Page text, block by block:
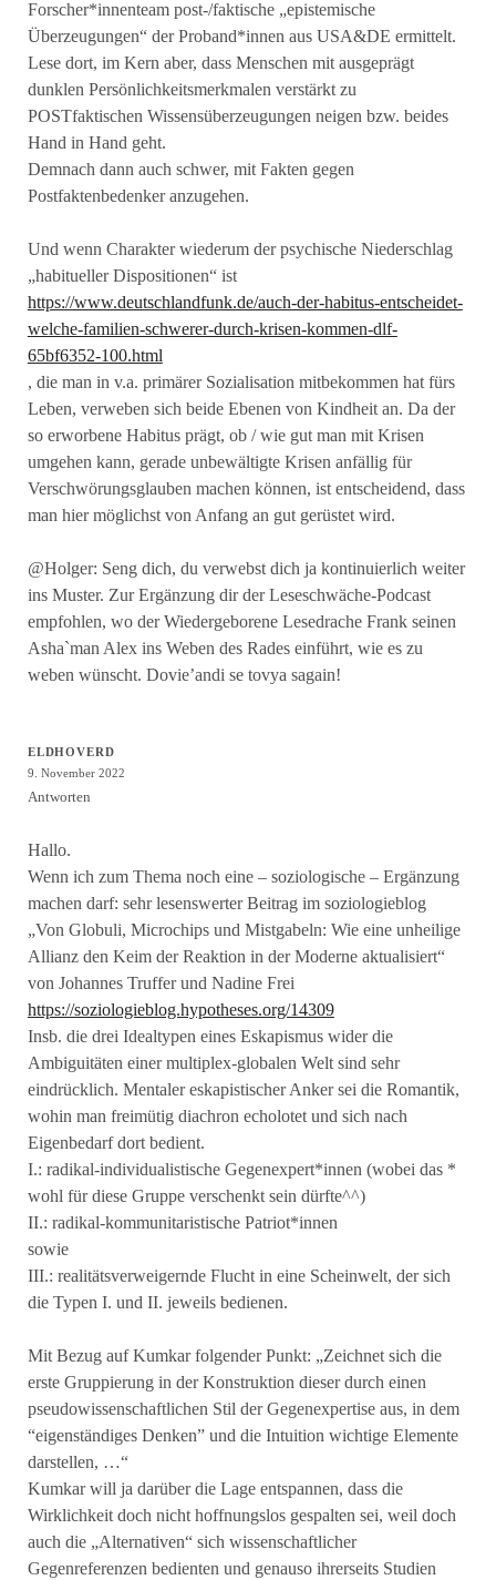
Forscher*innenteam post-/faktische „epistemische
Überzeugungen“ der Proband*innen aus USA&DE ermittelt.
Lese dort, im Kern aber, dass Menschen mit ausgeprägt
dunklen Persönlichkeitsmerkmalen verstärkt zu
POSTfaktischen Wissensüberzeugungen neigen bzw. beides
Hand in Hand geht.
Demnach dann auch schwer, mit Fakten gegen
Postfaktenbedenker anzugehen.
Und wenn Charakter wiederum der psychische Niederschlag
„habitueller Dispositionen“ ist
https://www.deutschlandfunk.de/auch-der-habitus-entscheidet-
welche-familien-schwerer-durch-krisen-kommen-dlf-
65bf6352-100.html
, die man in v.a. primärer Sozialisation mitbekommen hat fürs
Leben, verweben sich beide Ebenen von Kindheit an. Da der
so erworbene Habitus prägt, ob / wie gut man mit Krisen
umgehen kann, gerade unbewältigte Krisen anfällig für
Verschwörungsglauben machen können, ist entscheidend, dass
man hier möglichst von Anfang an gut gerüstet wird.
@Holger: Seng dich, du verwebst dich ja kontinuierlich weiter
ins Muster. Zur Ergänzung dir der Leseschwäche-Podcast
empfohlen, wo der Wiedergeborene Lesedrache Frank seinen
Asha`man Alex ins Weben des Rades einführt, wie es zu
weben wünscht. Dovie’andi se tovya sagain!
ELDHOVERD
9. November 2022
Antworten
Hallo.
Wenn ich zum Thema noch eine – soziologische – Ergänzung
machen darf: sehr lesenswerter Beitrag im soziologieblog
„Von Globuli, Microchips und Mistgabeln: Wie eine unheilige
Allianz den Keim der Reaktion in der Moderne aktualisiert“
von Johannes Truffer und Nadine Frei
https://soziologieblog.hypotheses.org/14309
Insb. die drei Idealtypen eines Eskapismus wider die
Ambiguitäten einer multiplex-globalen Welt sind sehr
eindrücklich. Mentaler eskapistischer Anker sei die Romantik,
wohin man freimütig diachron echolotet und sich nach
Eigenbedarf dort bedient.
I.: radikal-individualistische Gegenexpert*innen (wobei das *
wohl für diese Gruppe verschenkt sein dürfte^^)
II.: radikal-kommunitaristische Patriot*innen
sowie
III.: realitätsverweigernde Flucht in eine Scheinwelt, der sich
die Typen I. und II. jeweils bedienen.
Mit Bezug auf Kumkar folgender Punkt: „Zeichnet sich die
erste Gruppierung in der Konstruktion dieser durch einen
pseudowissenschaftlichen Stil der Gegenexpertise aus, in dem
“eigenständiges Denken” und die Intuition wichtige Elemente
darstellen, …“
Kumkar will ja darüber die Lage entspannen, dass die
Wirklichkeit doch nicht hoffnungslos gespalten sei, weil doch
auch die „Alternativen“ sich wissenschaftlicher
Gegenreferenzen bedienten und genauso ihrerseits Studien